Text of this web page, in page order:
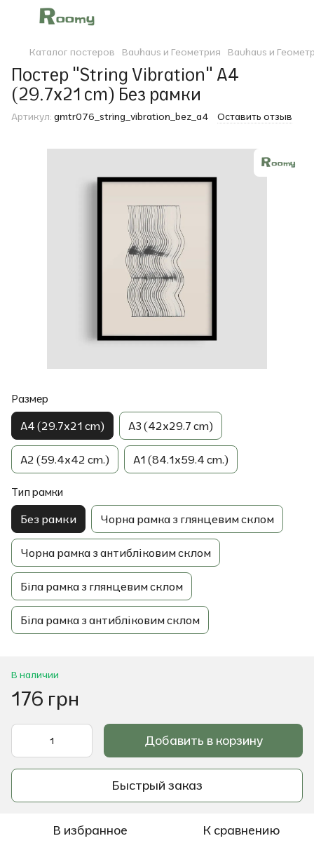
Каталог постеров Bauhaus и Геометрия Bauhaus и
Постер "String Vibration" A4
(29.7x21 cm) Без рамки
Артикул: gmtr076_string_vibration_bez_a4 Оставить отзыв
Размер
A4 (29.7x21 cm) A3 (42x29.7 cm)
A2 (59.4x42 cm.) A1 (84.1x59.4 cm.)
Тип рамки
Без рамки Чорна рамка з глянцевим склом
Чорна рамка з антибліковим склом
Біла рамка з глянцевим склом
Біла рамка з антибліковим склом
В наличии
176 грн
Добавить в корзину
Быстрый заказ
В избранное К сравнению